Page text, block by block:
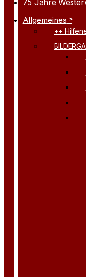
75 Jahre
Allgemeines
++